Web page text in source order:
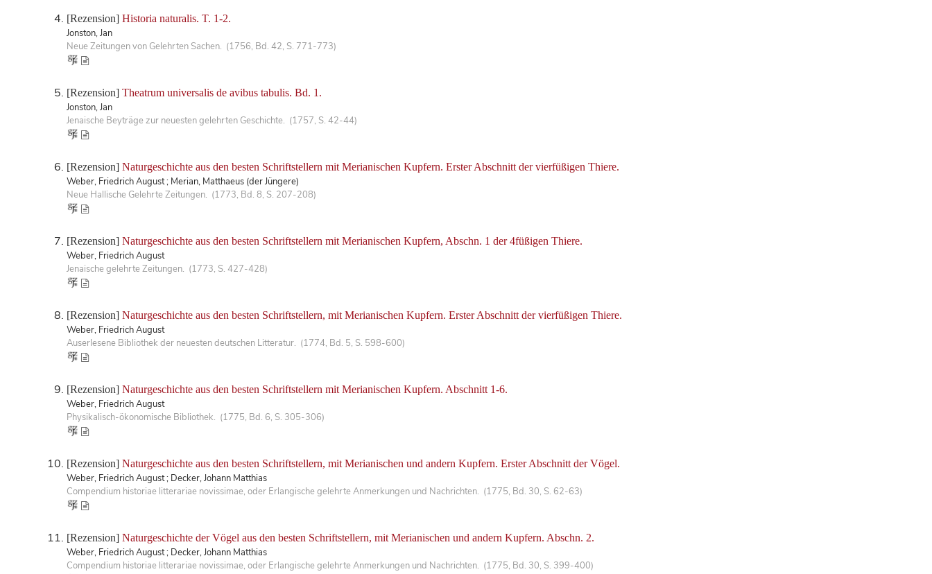
[Rezension] Historia naturalis. T. 1-2.
Jonston, Jan
Neue Zeitungen von Gelehrten Sachen. (1756, Bd. 42, S. 771-773)
[Rezension] Theatrum universalis de avibus tabulis. Bd. 1.
Jonston, Jan
Jenaische Beyträge zur neuesten gelehrten Geschichte. (1757, S. 42-44)
[Rezension] Naturgeschichte aus den besten Schriftstellern mit Merianischen Kupfern. Erster Abschnitt der vierfüßigen Thiere.
Weber, Friedrich August ; Merian, Matthaeus (der Jüngere)
Neue Hallische Gelehrte Zeitungen. (1773, Bd. 8, S. 207-208)
[Rezension] Naturgeschichte aus den besten Schriftstellern mit Merianischen Kupfern, Abschn. 1 der 4füßigen Thiere.
Weber, Friedrich August
Jenaische gelehrte Zeitungen. (1773, S. 427-428)
[Rezension] Naturgeschichte aus den besten Schriftstellern, mit Merianischen Kupfern. Erster Abschnitt der vierfüßigen Thiere.
Weber, Friedrich August
Auserlesene Bibliothek der neuesten deutschen Litteratur. (1774, Bd. 5, S. 598-600)
[Rezension] Naturgeschichte aus den besten Schriftstellern mit Merianischen Kupfern. Abschnitt 1-6.
Weber, Friedrich August
Physikalisch-ökonomische Bibliothek. (1775, Bd. 6, S. 305-306)
[Rezension] Naturgeschichte aus den besten Schriftstellern, mit Merianischen und andern Kupfern. Erster Abschnitt der Vögel.
Weber, Friedrich August ; Decker, Johann Matthias
Compendium historiae litterariae novissimae, oder Erlangische gelehrte Anmerkungen und Nachrichten. (1775, Bd. 30, S. 62-63)
[Rezension] Naturgeschichte der Vögel aus den besten Schriftstellern, mit Merianischen und andern Kupfern. Abschn. 2.
Weber, Friedrich August ; Decker, Johann Matthias
Compendium historiae litterariae novissimae, oder Erlangische gelehrte Anmerkungen und Nachrichten. (1775, Bd. 30, S. 399-400)